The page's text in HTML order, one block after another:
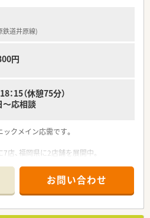
がら、ワークライフバランスの整った環
ている方にお勧めします。
棟業務やチーム医療に関わり、薬剤師と
鉄道井原線)
円
15（休憩75分）
～応相談
クメイン応需です。
店、福岡県に2店舗を展開中。
代前半と非常に若く、新規出店も計画
る方も積極募集しています。
お問い合わせ